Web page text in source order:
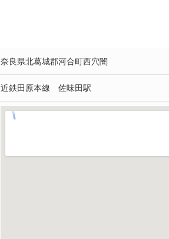
奈良県北葛城郡河合町西穴闇
近鉄田原本線 佐味田駅